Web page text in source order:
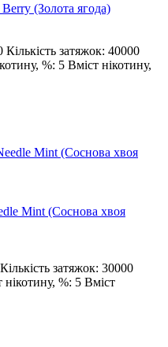
(Золота ягода)
Кількість затяжок: 40000
%: 5 Вміст нікотину,
Mint (Соснова хвоя
Кількість затяжок: 30000
нікотину, %: 5 Вміст